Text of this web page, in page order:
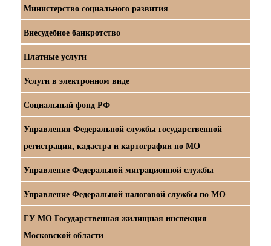
Министерство социального развития
Внесудебное банкротство
Платные услуги
Услуги в электронном виде
Социальный фонд РФ
Управления Федеральной службы государственной
регистрации, кадастра и картографии по МО
Управление Федеральной миграционной службы
Управление Федеральной налоговой службы по МО
ГУ МО Государственная жилищная инспекция
Московской области